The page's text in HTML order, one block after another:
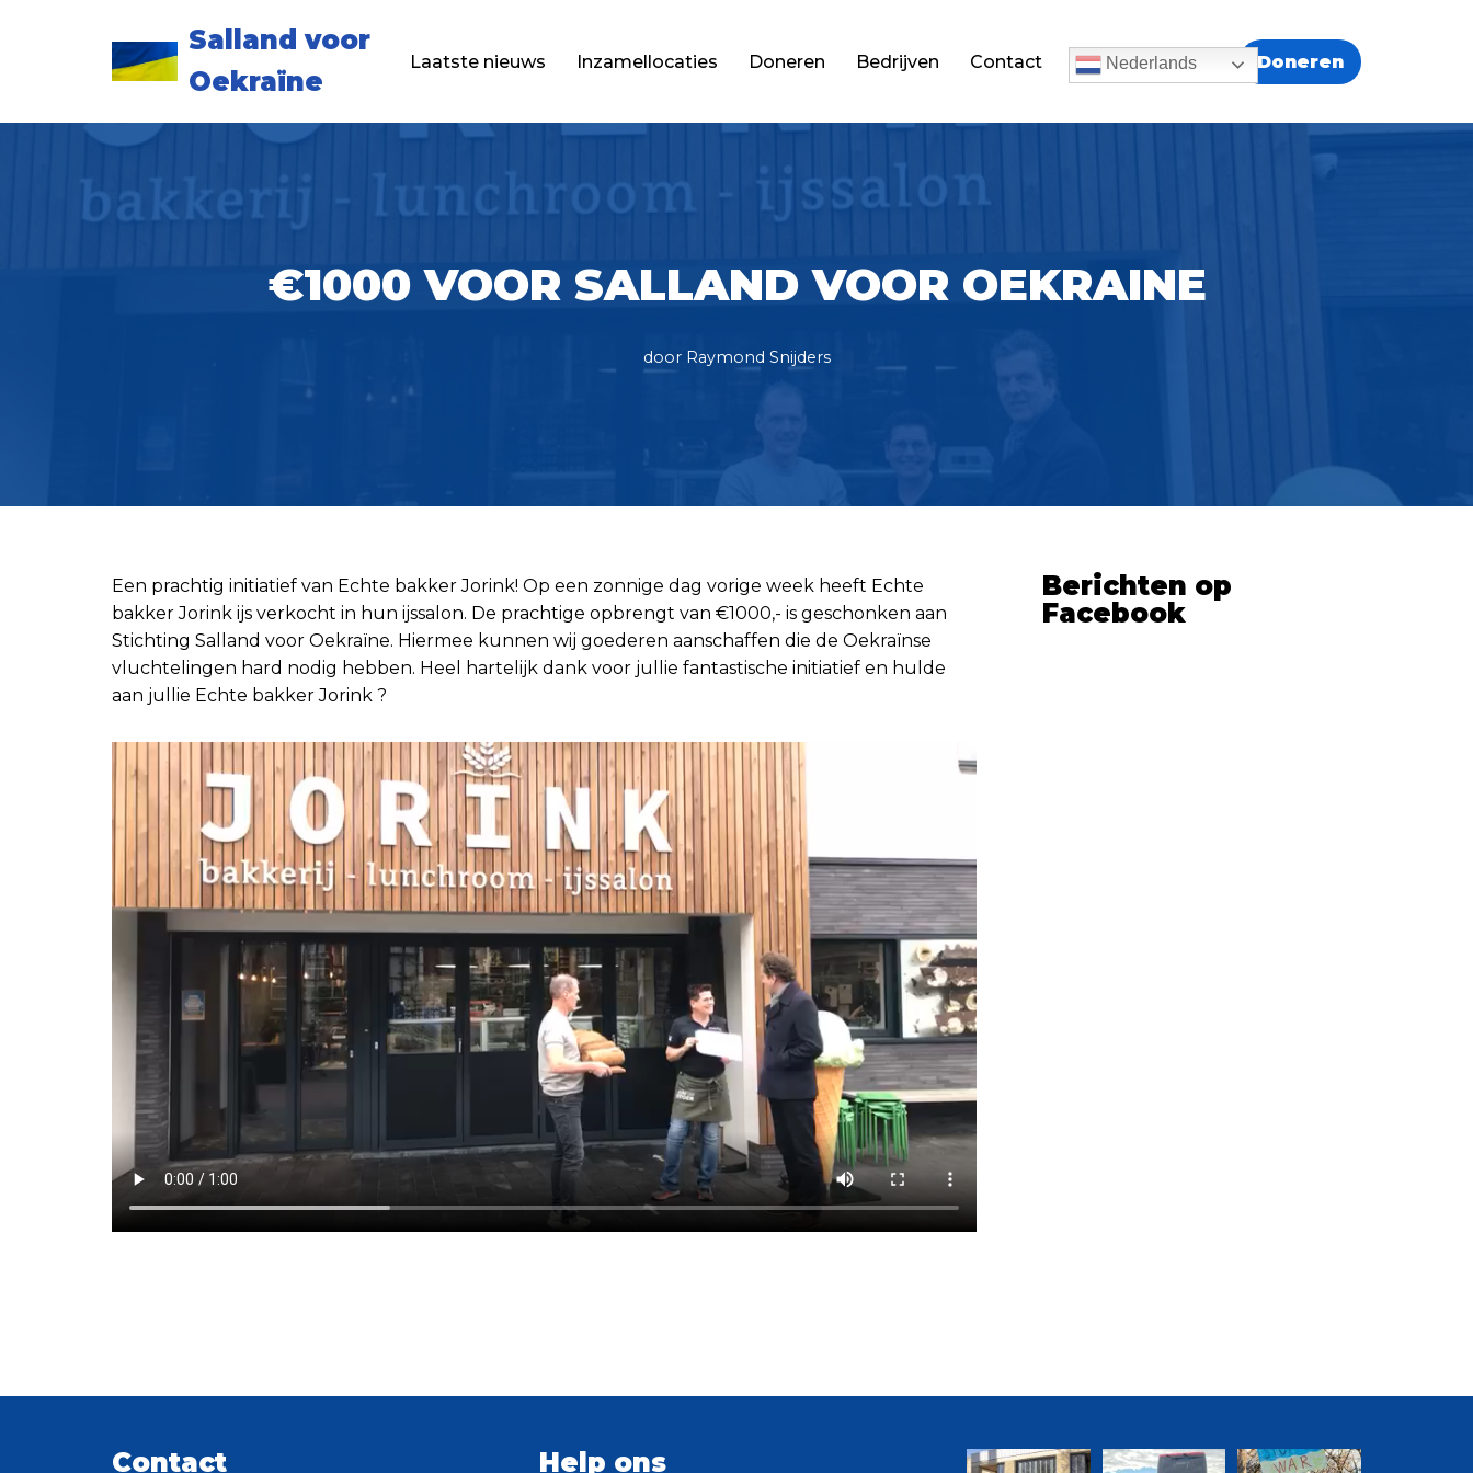
Salland voor
Oekraïne
Laatste nieuws Inzamellocaties Doneren Bedrijven Contact Nederlands Doneren
€1000 VOOR SALLAND VOOR OEKRAINE
door Raymond Snijders
Een prachtig initiatief van Echte bakker Jorink! Op een zonnige dag vorige week heeft Echte
bakker Jorink ijs verkocht in hun ijssalon. De prachtige opbrengt van €1000,- is geschonken aan
Stichting Salland voor Oekraïne. Hiermee kunnen wij goederen aanschaffen die de Oekraïnse
vluchtelingen hard nodig hebben. Heel hartelijk dank voor jullie fantastische initiatief en hulde
aan jullie Echte bakker Jorink ?
Berichten op
Facebook
Contact Help ons